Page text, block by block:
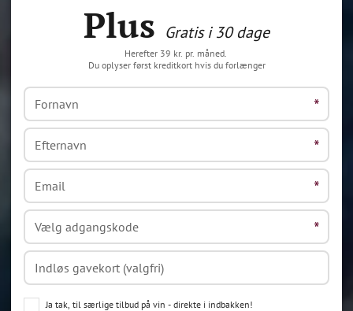
Plus Gratis i 30 dage
Herefter 39 kr. pr. måned.
Du oplyser først kreditkort hvis du forlænger
Ja tak, til særlige tilbud på vin - direkte i indbakken!